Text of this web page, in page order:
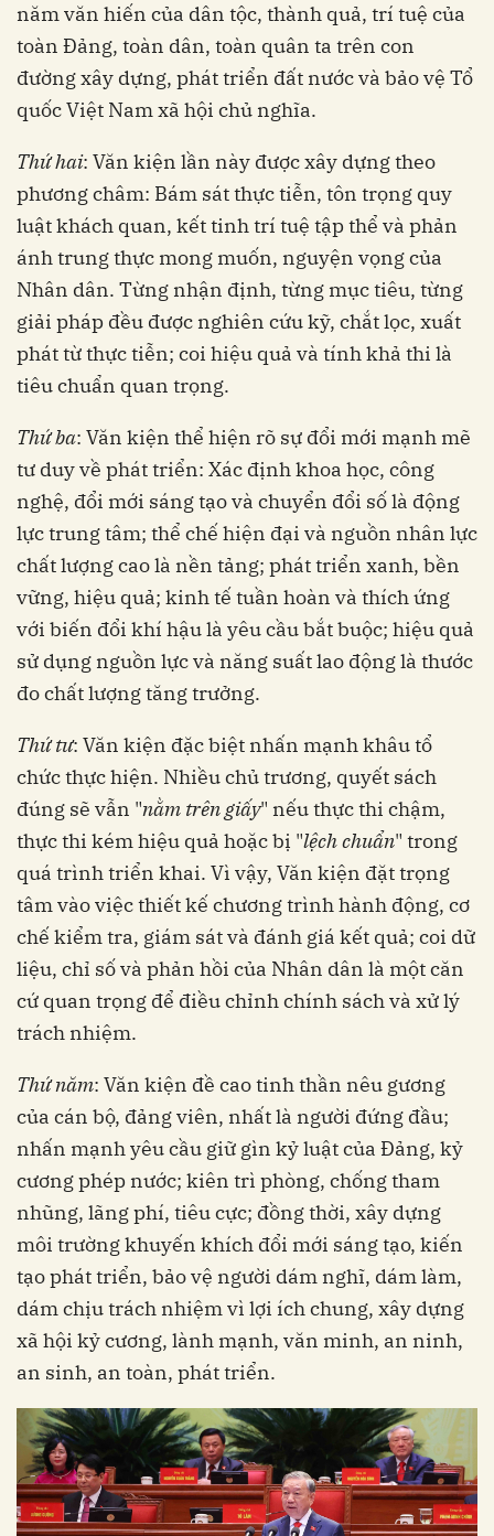
năm văn hiến của dân tộc, thành quả, trí tuệ của
toàn Đảng, toàn dân, toàn quân ta trên con
đường xây dựng, phát triển đất nước và bảo vệ Tổ
quốc Việt Nam xã hội chủ nghĩa.
Thứ hai: Văn kiện lần này được xây dựng theo
phương châm: Bám sát thực tiễn, tôn trọng quy
luật khách quan, kết tinh trí tuệ tập thể và phản
ánh trung thực mong muốn, nguyện vọng của
Nhân dân. Từng nhận định, từng mục tiêu, từng
giải pháp đều được nghiên cứu kỹ, chắt lọc, xuất
phát từ thực tiễn; coi hiệu quả và tính khả thi là
tiêu chuẩn quan trọng.
Thứ ba: Văn kiện thể hiện rõ sự đổi mới mạnh mẽ
tư duy về phát triển: Xác định khoa học, công
nghệ, đổi mới sáng tạo và chuyển đổi số là động
lực trung tâm; thể chế hiện đại và nguồn nhân lực
chất lượng cao là nền tảng; phát triển xanh, bền
vững, hiệu quả; kinh tế tuần hoàn và thích ứng
với biến đổi khí hậu là yêu cầu bắt buộc; hiệu quả
sử dụng nguồn lực và năng suất lao động là thước
đo chất lượng tăng trưởng.
Thứ tư: Văn kiện đặc biệt nhấn mạnh khâu tổ
chức thực hiện. Nhiều chủ trương, quyết sách
đúng sẽ vẫn "nằm trên giấy" nếu thực thi chậm,
thực thi kém hiệu quả hoặc bị "lệch chuẩn" trong
quá trình triển khai. Vì vậy, Văn kiện đặt trọng
tâm vào việc thiết kế chương trình hành động, cơ
chế kiểm tra, giám sát và đánh giá kết quả; coi dữ
liệu, chỉ số và phản hồi của Nhân dân là một căn
cứ quan trọng để điều chỉnh chính sách và xử lý
trách nhiệm.
Thứ năm: Văn kiện đề cao tinh thần nêu gương
của cán bộ, đảng viên, nhất là người đứng đầu;
nhấn mạnh yêu cầu giữ gìn kỷ luật của Đảng, kỷ
cương phép nước; kiên trì phòng, chống tham
nhũng, lãng phí, tiêu cực; đồng thời, xây dựng
môi trường khuyến khích đổi mới sáng tạo, kiến
tạo phát triển, bảo vệ người dám nghĩ, dám làm,
dám chịu trách nhiệm vì lợi ích chung, xây dựng
xã hội kỷ cương, lành mạnh, văn minh, an ninh,
an sinh, an toàn, phát triển.